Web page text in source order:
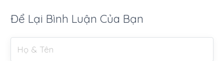
Để Lại Bình Luận Của Bạn